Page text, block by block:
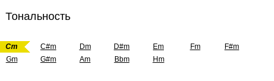
Тональность
Cm C#m Dm D#m Em Fm
F#m
Gm
G#m Am Bbm Hm